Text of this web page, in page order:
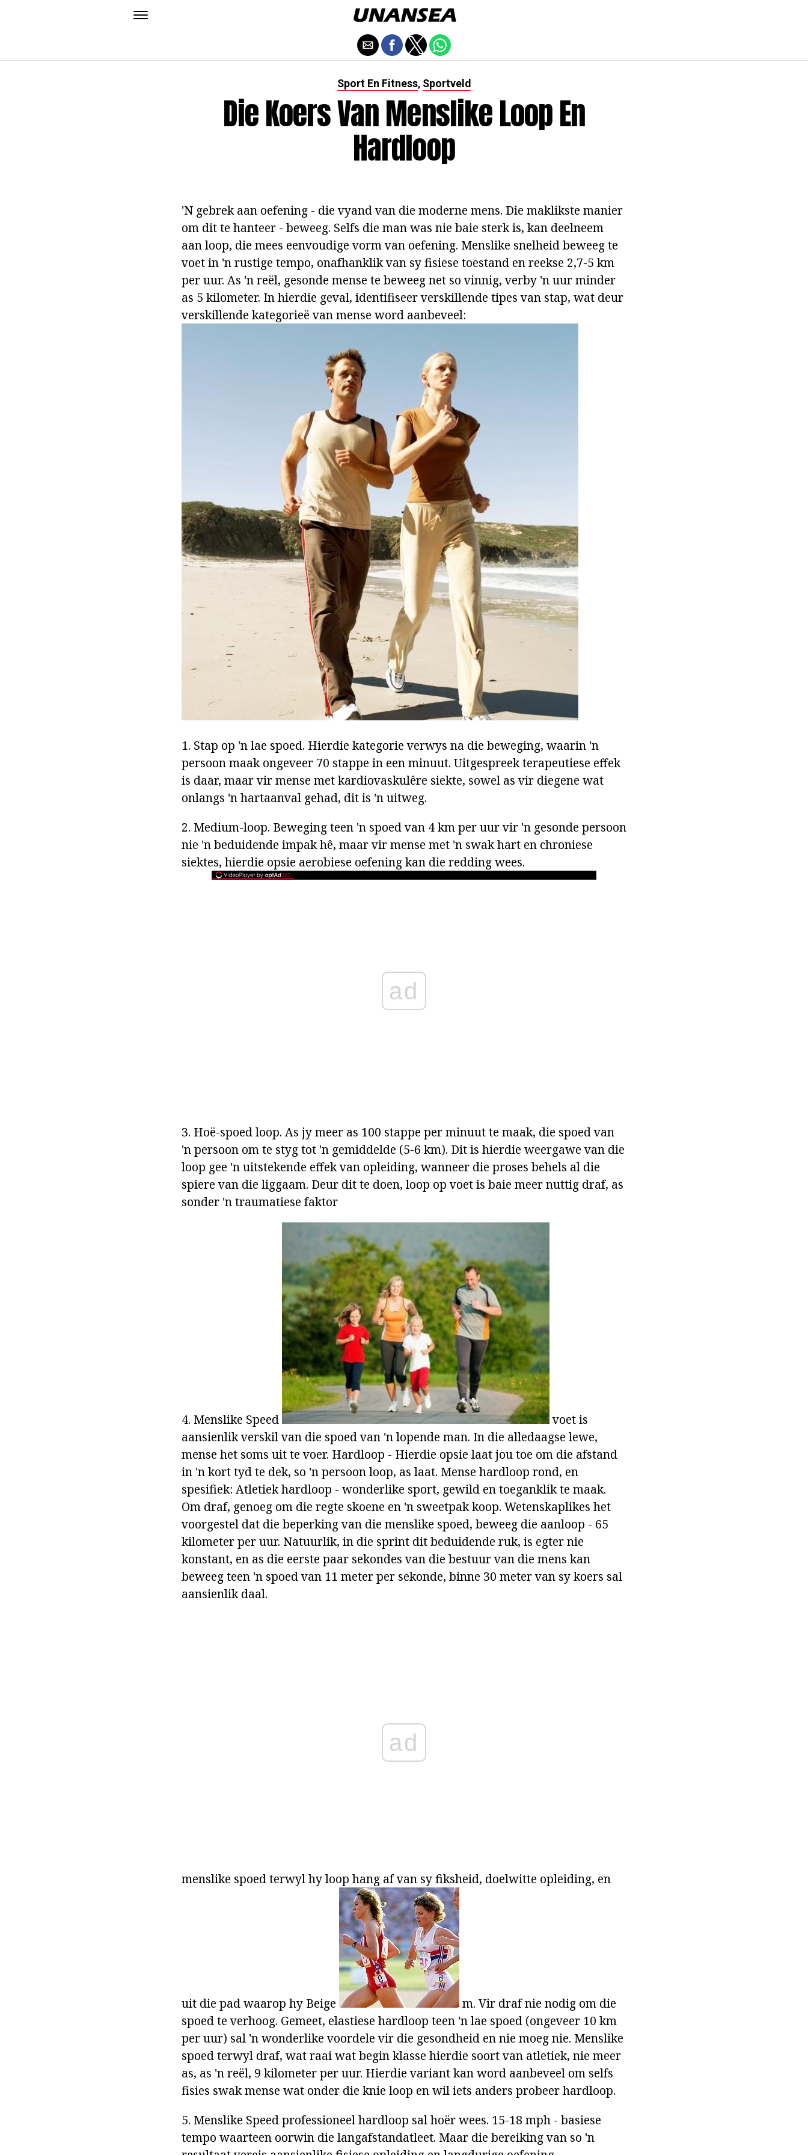
Sport En Fitness, Sportveld
Die Koers Van Menslike Loop En
Hardloop
'N gebrek aan oefening - die vyand van die moderne mens. Die maklikste manier
om dit te hanteer - beweeg. Selfs die man was nie baie sterk is, kan deelneem
aan loop, die mees eenvoudige vorm van oefening. Menslike snelheid beweeg te
voet in 'n rustige tempo, onafhanklik van sy fisiese toestand en reekse 2,7-5 km
per uur. As 'n reël, gesonde mense te beweeg net so vinnig, verby 'n uur minder
as 5 kilometer. In hierdie geval, identifiseer verskillende tipes van stap, wat deur
verskillende kategorieë van mense word aanbeveel:
1. Stap op 'n lae spoed. Hierdie kategorie verwys na die beweging, waarin 'n
persoon maak ongeveer 70 stappe in een minuut. Uitgespreek terapeutiese effek
is daar, maar vir mense met kardiovaskulêre siekte, sowel as vir diegene wat
onlangs 'n hartaanval gehad, dit is 'n uitweg.
2. Medium-loop. Beweging teen 'n spoed van 4 km per uur vir 'n gesonde persoon
nie 'n beduidende impak hê, maar vir mense met 'n swak hart en chroniese
siektes, hierdie opsie aerobiese oefening kan die redding wees.
ad
3. Hoë-spoed loop. As jy meer as 100 stappe per minuut te maak, die spoed van
'n persoon om te styg tot 'n gemiddelde (5-6 km). Dit is hierdie weergawe van die
loop gee 'n uitstekende effek van opleiding, wanneer die proses behels al die
spiere van die liggaam. Deur dit te doen, loop op voet is baie meer nuttig draf, as
sonder 'n traumatiese faktor
4. Menslike Speed
voet is
aansienlik verskil van die spoed van 'n lopende man. In die alledaagse lewe,
mense het soms uit te voer. Hardloop - Hierdie opsie laat jou toe om die afstand
in 'n kort tyd te dek, so 'n persoon loop, as laat. Mense hardloop rond, en
spesifiek: Atletiek hardloop - wonderlike sport, gewild en toeganklik te maak.
Om draf, genoeg om die regte skoene en 'n sweetpak koop. Wetenskaplikes het
voorgestel dat die beperking van die menslike spoed, beweeg die aanloop - 65
kilometer per uur. Natuurlik, in die sprint dit beduidende ruk, is egter nie
konstant, en as die eerste paar sekondes van die bestuur van die mens kan
beweeg teen 'n spoed van 11 meter per sekonde, binne 30 meter van sy koers sal
aansienlik daal.
ad
menslike spoed terwyl hy loop hang af van sy fiksheid, doelwitte opleiding, en
uit die pad waarop hy Beige
m. Vir draf nie nodig om die
spoed te verhoog. Gemeet, elastiese hardloop teen 'n lae spoed (ongeveer 10 km
per uur) sal 'n wonderlike voordele vir die gesondheid en nie moeg nie. Menslike
spoed terwyl draf, wat raai wat begin klasse hierdie soort van atletiek, nie meer
as, as 'n reël, 9 kilometer per uur. Hierdie variant kan word aanbeveel om selfs
fisies swak mense wat onder die knie loop en wil iets anders probeer hardloop.
5. Menslike Speed professioneel hardloop sal hoër wees. 15-18 mph - basiese
tempo waarteen oorwin die langafstandatleet. Maar die bereiking van so 'n